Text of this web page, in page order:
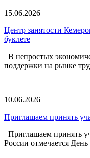
15.06.2026
Центр занятости
буклете
В непростых
поддержки на рынке
10.06.2026
Приглашаем принять
Приглашаем принять
России отмечается